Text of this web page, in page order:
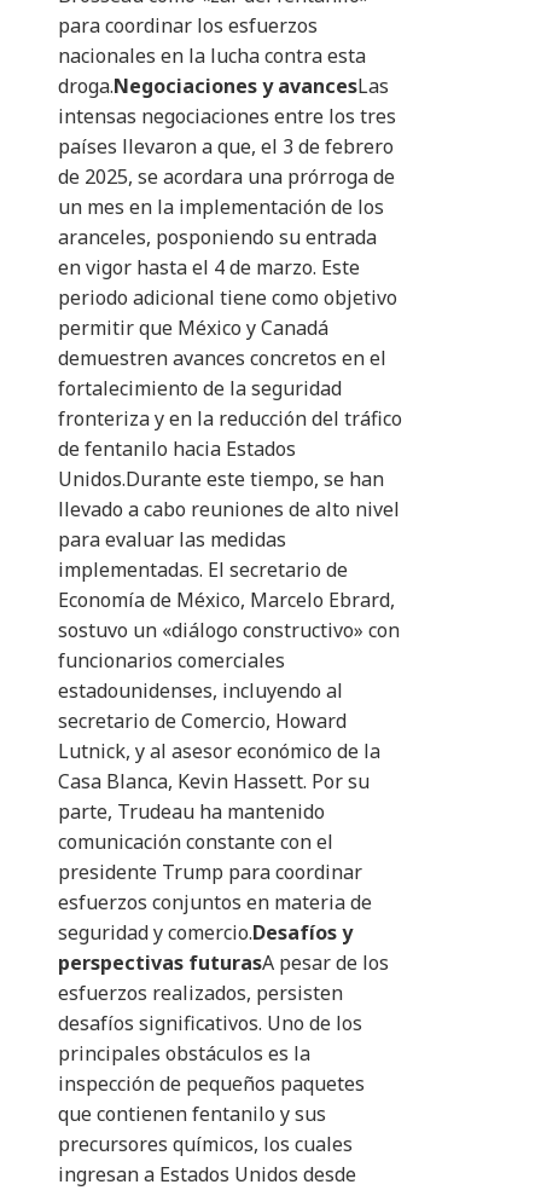
para coordinar los esfuerzos
nacionales en la lucha contra esta
droga.Negociaciones y avancesLas
intensas negociaciones entre los tres
países llevaron a que, el 3 de febrero
de 2025, se acordara una prórroga de
un mes en la implementación de los
aranceles, posponiendo su entrada
en vigor hasta el 4 de marzo. Este
periodo adicional tiene como objetivo
permitir que México y Canadá
demuestren avances concretos en el
fortalecimiento de la seguridad
fronteriza y en la reducción del tráfico
de fentanilo hacia Estados
Unidos.Durante este tiempo, se han
llevado a cabo reuniones de alto nivel
para evaluar las medidas
implementadas. El secretario de
Economía de México, Marcelo Ebrard,
sostuvo un «diálogo constructivo» con
funcionarios comerciales
estadounidenses, incluyendo al
secretario de Comercio, Howard
Lutnick, y al asesor económico de la
Casa Blanca, Kevin Hassett. Por su
parte, Trudeau ha mantenido
comunicación constante con el
presidente Trump para coordinar
esfuerzos conjuntos en materia de
seguridad y comercio.Desafíos y
perspectivas futurasA pesar de los
esfuerzos realizados, persisten
desafíos significativos. Uno de los
principales obstáculos es la
inspección de pequeños paquetes
que contienen fentanilo y sus
precursores químicos, los cuales
ingresan a Estados Unidos desde